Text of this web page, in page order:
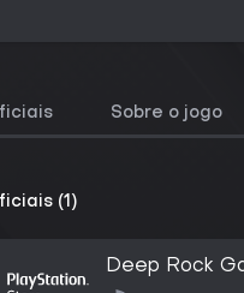
Sobre o jogo
(1)
Deep Rock